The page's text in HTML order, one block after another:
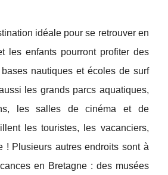
idéale pour se retrouver en
les enfants pourront profiter des
nautiques et écoles de surf
les grands parcs aquatiques,
les salles de cinéma et de
les touristes, les vacanciers,
! Plusieurs autres endroits sont à
en Bretagne : des musées